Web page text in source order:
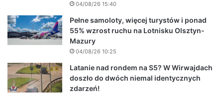
04/08/26 15:40
Pełne samoloty, więcej turystów i ponad
55% wzrost ruchu na Lotnisku Olsztyn-
Mazury
04/08/26 10:25
Latanie nad rondem na S5? W Wirwajdach
doszło do dwóch niemal identycznych
zdarzeń!